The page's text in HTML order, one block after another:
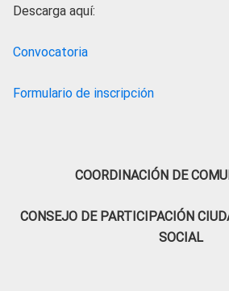
Descarga aquí:
Convocatoria
Formulario de inscripción
COORDINACIÓN DE
CONSEJO DE PARTICIPACIÓN
SOCIAL